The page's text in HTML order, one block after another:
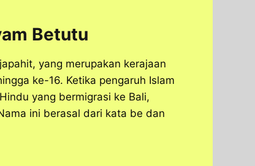
Betutu
yang merupakan kerajaan
ke-16. Ketika pengaruh Islam
yang bermigrasi ke Bali,
ini berasal dari kata be dan